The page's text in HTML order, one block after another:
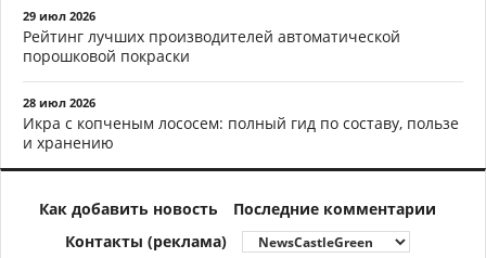
29 июл 2026
Рейтинг лучших производителей автоматической
порошковой покраски
28 июл 2026
Икра с копченым лососем: полный гид по составу, пользе
и хранению
Как добавить новость
Последние комментарии
Контакты (реклама)